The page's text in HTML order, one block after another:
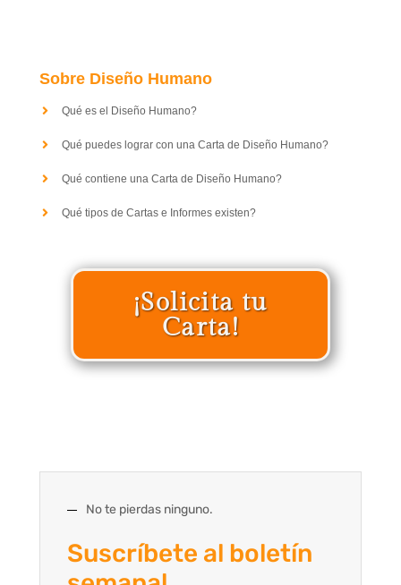
Sobre Diseño Humano
Qué es el Diseño Humano?
Qué puedes lograr con una Carta de Diseño Humano?
Qué contiene una Carta de Diseño Humano?
Qué tipos de Cartas e Informes existen?
¡Solicita tu
Carta!
No te pierdas ninguno.
Suscríbete al boletín